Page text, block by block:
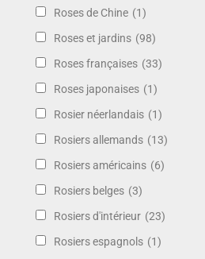
Roses de Chine (1)
Roses et jardins (98)
Roses françaises (33)
Roses japonaises (1)
Rosier néerlandais (1)
Rosiers allemands (13)
Rosiers américains (6)
Rosiers belges (3)
Rosiers d'intérieur (23)
Rosiers espagnols (1)